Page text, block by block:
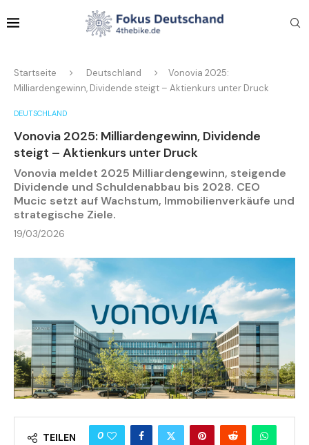
Startseite Deutschland
Vonovia 2025:
Milliardengewinn, Dividende steigt – Aktienkurs unter Druck
DEUTSCHLAND
Vonovia 2025: Milliardengewinn, Dividende
steigt – Aktienkurs unter Druck
Vonovia meldet 2025 Milliardengewinn, steigende
Dividende und Schuldenabbau bis 2028. CEO
Mucic setzt auf Wachstum, Immobilienverkäufe und
strategische Ziele.
19/03/2026
TEILEN 0